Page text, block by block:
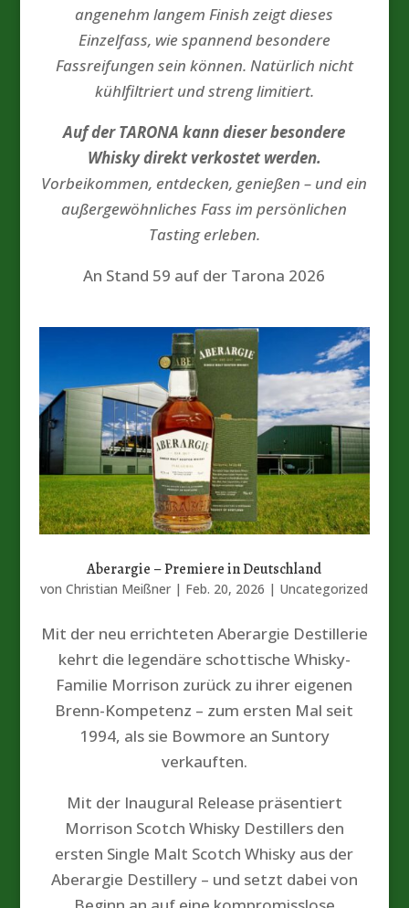
angenehm langem Finish zeigt dieses
Einzelfass, wie spannend besondere
Fassreifungen sein können. Natürlich nicht
kühlfiltriert und streng limitiert.
Auf der TARONA kann dieser besondere
Whisky direkt verkostet werden.
Vorbeikommen, entdecken, genießen – und ein
außergewöhnliches Fass im persönlichen
Tasting erleben.
An Stand 59 auf der Tarona 2026
Aberargie – Premiere in Deutschland
vonChristian Meißner | Feb. 20, 2026 | Uncategorized
Mit der neu errichteten Aberargie Destillerie
kehrt die legendäre schottische Whisky-
Familie Morrison zurück zu ihrer eigenen
Brenn-Kompetenz – zum ersten Mal seit
1994, als sie Bowmore an Suntory
verkauften.
Mit der Inaugural Release präsentiert
Morrison Scotch Whisky Destillers den
ersten Single Malt Scotch Whisky aus der
Aberargie Destillery – und setzt dabei von